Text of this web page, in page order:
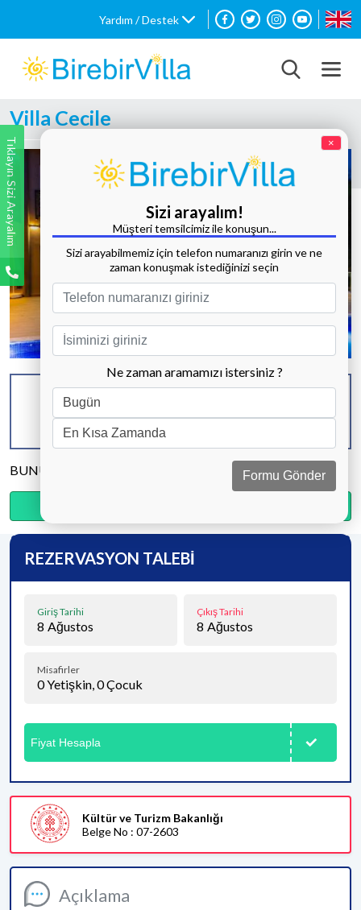
Yardım / Destek
Villa Cecile
Tüm Fotoğrafları Göster
KAPASİTE
6 KİŞİ
BANYO & WC
3 ADET
YATAK ODASI
BUNU PAYLAŞ
Açıklama
REZERVASYON TALEBİ
Giriş Tarihi
8 Ağustos
Çıkış Tarihi
8 Ağustos
Misafirler
0Yetişkin,0Çocuk
Fiyat Hesapla
Kültür ve Turizm Bakanlığı
Belge No : 07-2603
Tıklayın Sizi Arayalım ×
Sizi arayalım!
Müşteri temsilcimiz ile konuşun...
Sizi arayabilmemiz için telefon numaranızı girin ve ne
zaman konuşmak istediğinizi seçin
Ne zaman aramamızı istersiniz ?
Formu Gönder